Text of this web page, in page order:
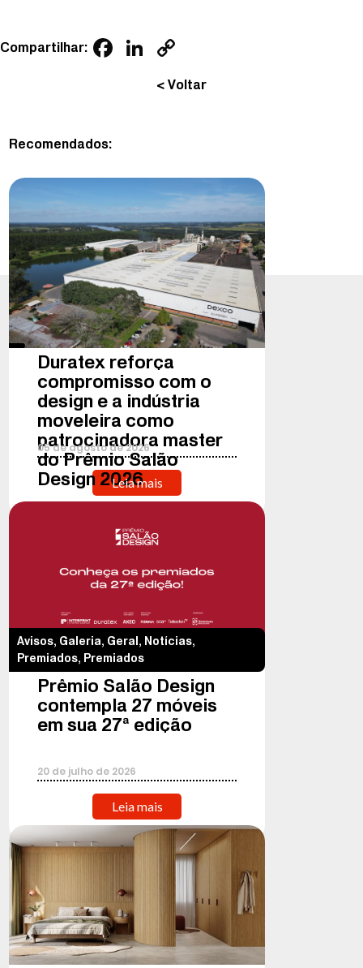
Compartilhar: Facebook
LinkedIn
Link
< Voltar
Recomendados:
Duratex reforça
compromisso com o
design e a indústria
moveleira como
patrocinadora master
do Prêmio Salão
Design 2026
05deagostode2026
Leia mais
Avisos, Galeria, Geral , Notícias,
Premiados, Premiados
Prêmio Salão Design
contempla 27 móveis
em sua 27ª edição
20 de julho de 2026
Leia mais